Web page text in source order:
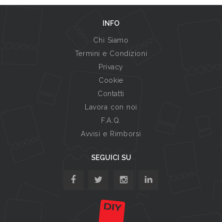
INFO
Chi Siamo
Termini e Condizioni
Privacy
Cookie
Contatti
Lavora con noi
F.A.Q.
Avvisi e Rimborsi
SEGUICI SU